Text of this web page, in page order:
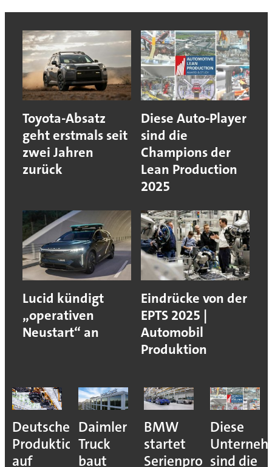
Toyota-Absatz
geht erstmals seit
zwei Jahren
zurück
Diese Auto-Player
sind die
Champions der
Lean Production
2025
Lucid kündigt
„operativen
Neustart“ an
Eindrücke von der
EPTS 2025 |
Automobil
Produktion
Deutsche
Produktion
auf
Daimler
Truck
baut
BMW
startet
Serienproduktion
Diese
sind die